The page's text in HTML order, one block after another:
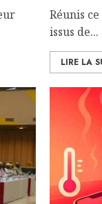
Réunis
issus de...
LIRE LA